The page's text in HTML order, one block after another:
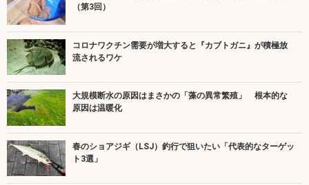
（第3回）
コロナワクチン需要が増大すると『カブトガニ』が積極放
流されるワケ
大規模断水の原因はまさかの「藻の異常繁殖」 根本的な
原因は温暖化
春のショアジギ（LSJ）釣行で狙いたい「代表的なターゲッ
ト3選」